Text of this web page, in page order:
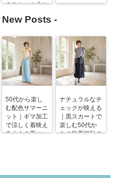
＆スカート丈お
New Posts -
50代から楽し
む配色サマーニ
ット｜ギマ加工
で涼しく着映え
る大人の夏コー
ナチュラルなチ
ェックが映える
｜黒スカートで
楽しむ50代か
らの晩夏初秋の